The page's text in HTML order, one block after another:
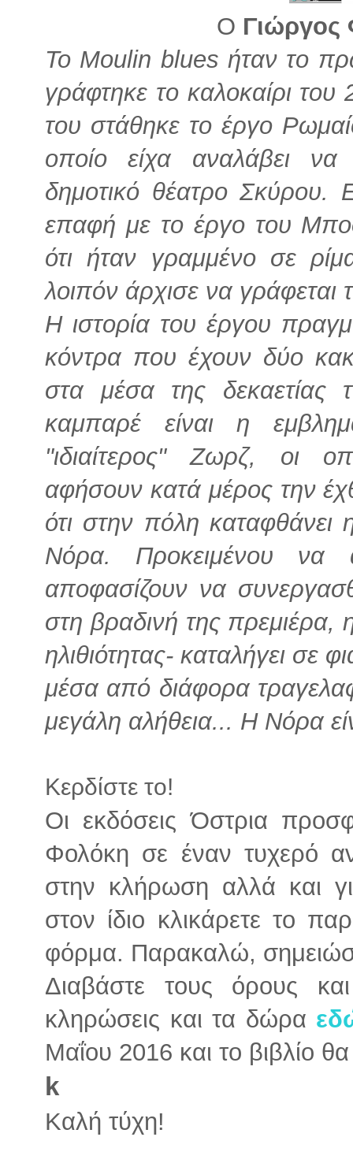
Ο Γιώργος
Το Moulin blues ήταν το
γράφτηκε το καλοκαίρι
του στάθηκε το έργο
οποίο είχα αναλάβει
δημοτικό θέατρο
επαφή με το έργο του
ότι ήταν γραμμένο σε
λοιπόν άρχισε να
Η ιστορία του έργου
κόντρα που έχουν δύο
στα μέσα της
καμπαρέ είναι η
"ιδιαίτερος" Ζωρζ, οι
αφήσουν κατά μέρος την
ότι στην πόλη καταφθάνει
Νόρα. Προκειμένου να
αποφασίζουν να
στη βραδινή της
ηλιθιότητας- καταλήγει σε
μέσα από διάφορα
μεγάλη αλήθεια... Η Νόρα
Κερδίστε το!
Οι εκδόσεις Όστρια
Φολόκη σε έναν τυχερό
στην κλήρωση αλλά και
στον ίδιο κλικάρετε το
φόρμα. Παρακαλώ,
Διαβάστε τους όρους
κληρώσεις και τα δώρα
Μαΐου 2016 και το βιβλίο
k
Καλή τύχη!